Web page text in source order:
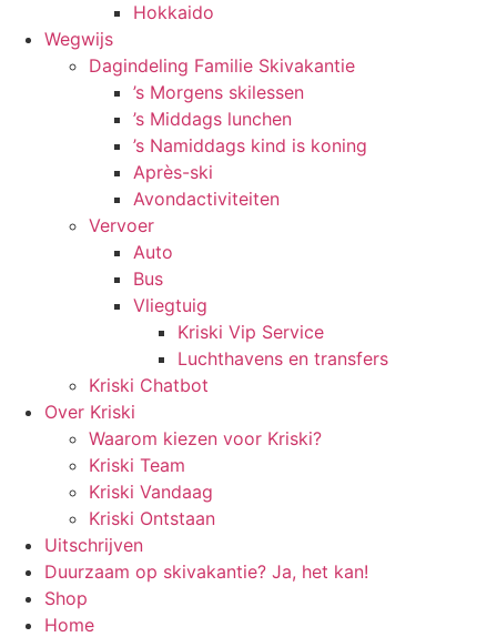
Hokkaido
Wegwijs
Dagindeling Familie Skivakantie
’s Morgens skilessen
’s Middags lunchen
’s Namiddags kind is koning
Après-ski
Avondactiviteiten
Vervoer
Auto
Bus
Vliegtuig
Kriski Vip Service
Luchthavens en transfers
Kriski Chatbot
Over Kriski
Waarom kiezen voor Kriski?
Kriski Team
Kriski Vandaag
Kriski Ontstaan
Uitschrijven
Duurzaam op skivakantie? Ja, het kan!
Shop
Home